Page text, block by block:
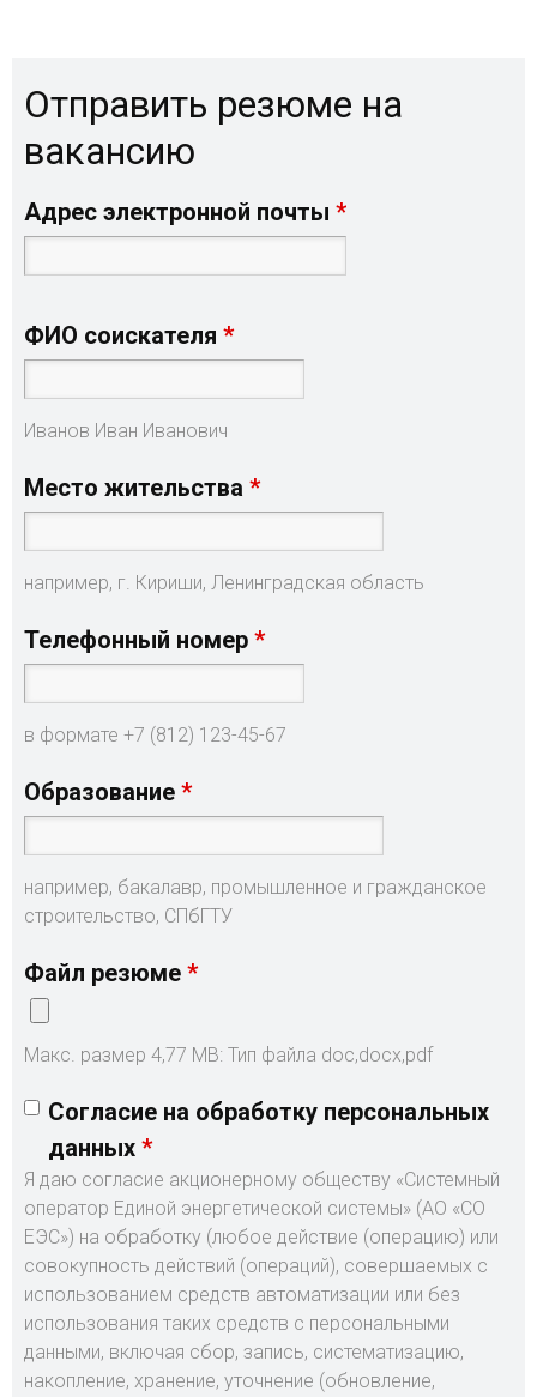
Отправить резюме на
вакансию
Адрес электронной почты
ФИО соискателя
Иванов Иван Иванович
Место жительства
например, г. Кириши, Ленинградская область
Телефонный номер
в формате +7 (812) 123-45-67
Образование
например, бакалавр, промышленное и гражданское
строительство, СПбГТУ
Файл резюме
Макс. размер 4,77 MB: Тип файла doc,docx,pdf
Согласие на обработку персональных
данных
Я даю согласие акционерному обществу «Системный
оператор Единой энергетической системы» (АО «СО
ЕЭС») на обработку (любое действие (операцию) или
совокупность действий (операций), совершаемых с
использованием средств автоматизации или без
использования таких средств с персональными
данными, включая сбор, запись, систематизацию,
накопление, хранение, уточнение (обновление,